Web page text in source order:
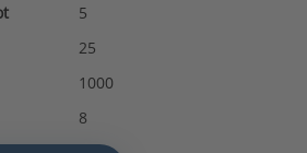
5
25
1000
8